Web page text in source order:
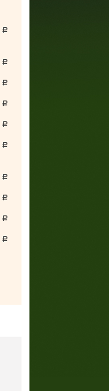
руб.
руб.
руб.
руб.
руб.
руб.
руб.
руб.
руб.
руб.